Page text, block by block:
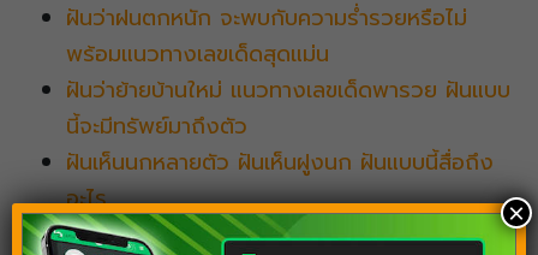
ฝันว่าฝนตกหนัก จะพบกับความร่ำรวยหรือไม่
พร้อมแนวทางเลขเด็ดสุดแม่น
ฝันว่าย้ายบ้านใหม่ แนวทางเลขเด็ดพารวย ฝันแบบ
นี้จะมีทรัพย์มาถึงตัว
ฝันเห็นนกหลายตัว ฝันเห็นฝูงนก ฝันแบบนี้สื่อถึง
อะไร
ฝันว่าโดนผีหลอก คำทำนาย พร้อมเลขเด็ดน่าลุ้นใน
×